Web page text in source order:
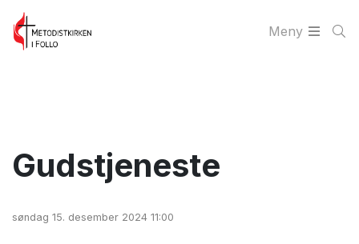
Meny
Gudstjeneste
søndag 15. desember 2024 11:00